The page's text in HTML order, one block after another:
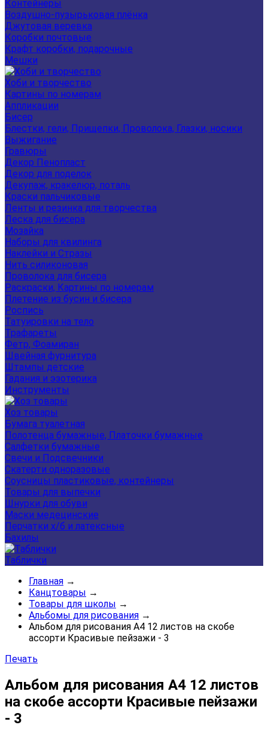
Контейнеры
Воздушно-пузырьковая плёнка
Джутовая веревка
Коробки почтовые
Крафт коробки, подарочные
Мешки
Хоби и творчество
Картины по номерам
Аппликации
Бисер
Блестки, гели, Прищепки, Проволока, Глазки, носики
Выжигание
Гравюры
Декор Пенопласт
Декор для поделок
Декупаж, кракелюр, поталь
Краски пальчиковые
Ленты и резинка для творчества
Леска для бисера
Мозайка
Наборы для квилинга
Наклейки и Стразы
Нить силиконовая
Проволока для бисера
Раскраски, Картины по номерам
Плетение из бусин и бисера
Роспись
Татуировки на тело
Трафареты
Фетр, Фоамиран
Швейная фурнитура
Штампы детские
Гадания и эзотерика
Инструменты
Хоз товары
Бумага туалетная
Полотенца бумажные, Платочки бумажные
Салфетки бумажные
Свечи и Подсвечники
Скатерти одноразовые
Соусницы пластиковые, контейнеры
Товары для выпечки
Шнурки для обуви
Маски медецинские
Перчатки х/б и латексные
Бахилы
Таблички
Главная →
Канцтовары →
Товары для школы →
Альбомы для рисования →
Альбом для рисования А4 12 листов на скобе
ассорти Красивые пейзажи - 3
Печать
Альбом для рисования А4 12 листов
на скобе ассорти Красивые пейзажи
- 3